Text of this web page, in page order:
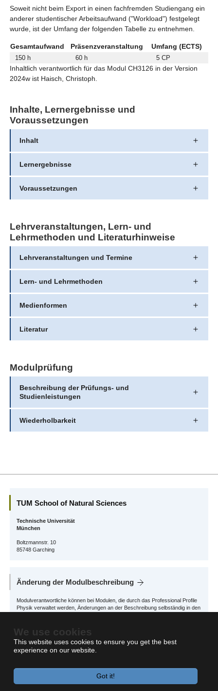
We use cookies
This website uses cookies to ensure you get the best
experience on our website.
Got it!
Soweit nicht beim Export in einen fachfremden Studiengang ein
anderer studentischer Arbeitsaufwand ("Workload") festgelegt
wurde, ist der Umfang der folgenden Tabelle zu entnehmen.
Gesamtaufwand Präsenzveranstaltung Umfang (ECTS)
150 h 60 h 5 CP
Inhaltlich verantwortlich für das Modul CH3126 in der Version
2024w ist Haisch, Christoph.
Inhalte, Lernergebnisse und
Voraussetzungen
Inhalt
Lernergebnisse
Voraussetzungen
Lehrveranstaltungen, Lern- und
Lehrmethoden und Literaturhinweise
Lehrveranstaltungen und Termine
Lern- und Lehrmethoden
Medienformen
Literatur
Modulprüfung
Beschreibung der Prüfungs- und
Studienleistungen
Wiederholbarkeit
TUM School of Natural Sciences
Technische Universität
München
Boltzmannstr. 10
85748 Garching
Änderung der Modulbeschreibung
Modulverantwortliche können bei Modulen, die durch das Professional Profile
Physik verwaltet werden, Änderungen an der Beschreibung selbständig in den
Für andere Module wenden Sie sich bitte an das zuständige School Office